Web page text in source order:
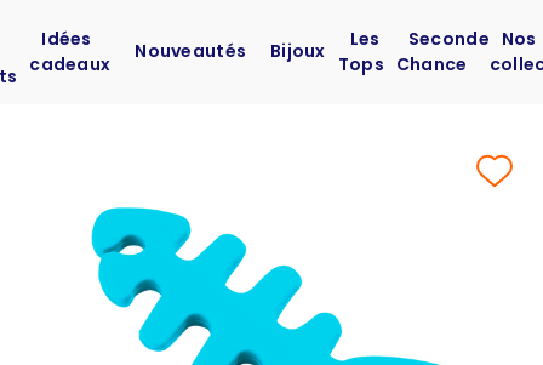
Idées
cadeaux
Nouveautés Bijoux
Les
Tops
Seconde
Chance
Nos